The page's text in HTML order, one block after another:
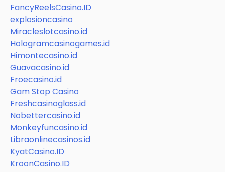
FancyReelsCasino.ID
explosioncasino
Miracleslotcasino.id
Hologramcasinogames.id
Himontecasino.id
Guavacasino.id
Froecasino.id
Gam Stop Casino
Freshcasinoglass.id
Nobettercasino.id
Monkeyfuncasino.id
Libraonlinecasinos.id
KyatCasino.ID
KroonCasino.ID